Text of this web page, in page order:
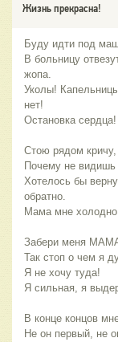
Жизнь прекрасна!
Буду идти под
В больницу
жопа.
Уколы!
нет!
Остановка
Стою рядом кричу,
Почему не
Хотелось бы
обратно.
Мама мне
Забери меня
Так стоп о чем я
Я не хочу туда!
Я сильная, я
В конце концов
Не он первый, не